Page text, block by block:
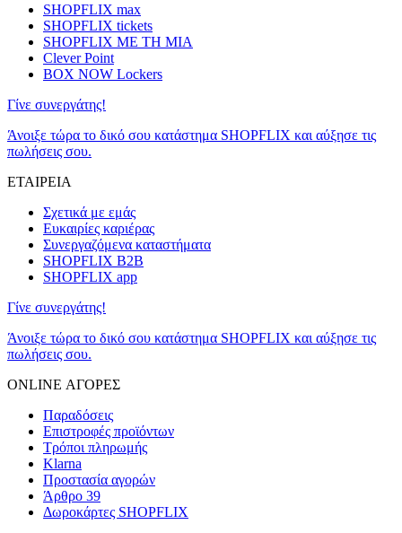
SHOPFLIX max
SHOPFLIX tickets
SHOPFLIX ΜΕ ΤΗ ΜΙΑ
Clever Point
BOX NOW Lockers
Γίνε συνεργάτης!
Άνοιξε τώρα το δικό σου κατάστημα SHOPFLIX και αύξησε τις
πωλήσεις σου.
ΕΤΑΙΡΕΙΑ
Σχετικά με εμάς
Ευκαιρίες καριέρας
Συνεργαζόμενα καταστήματα
SHOPFLIX B2B
SHOPFLIX app
Γίνε συνεργάτης!
Άνοιξε τώρα το δικό σου κατάστημα SHOPFLIX και αύξησε τις
πωλήσεις σου.
ONLINE ΑΓΟΡΕΣ
Παραδόσεις
Επιστροφές προϊόντων
Τρόποι πληρωμής
Klarna
Προστασία αγορών
Άρθρο 39
Δωροκάρτες SHOPFLIX